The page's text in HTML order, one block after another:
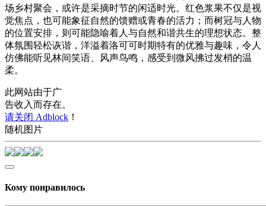
场乡村聚会，或许是采摘时节的闲适时光。红色浆果不仅是视
觉焦点，也可能象征自然的馈赠或青春的活力；而树冠与人物
的位置安排，则可能隐喻着人与自然和谐共生的理想状态。整
体氛围轻松诙谐，洋溢着洛可可时期特有的优雅与趣味，令人
仿佛能听见林间笑语、风声鸟鸣，感受到微风拂过发梢的温
柔。
此网站由于广
告收入而存在。
请关闭 Adblock ！
随机图片
Кому понравилось